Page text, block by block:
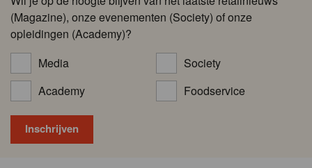
(Magazine), onze evenementen (Society) of onze
opleidingen (Academy)?
Media
Society
Academy
Foodservice